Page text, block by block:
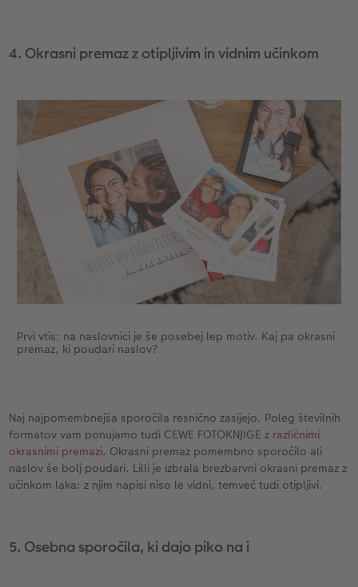
4. Okrasni premaz z otipljivim in vidnim učinkom
Prvi vtis: na naslovnici je še posebej lep motiv. Kaj pa okrasni
premaz, ki poudari naslov?
Naj najpomembnejša sporočila resnično zasijejo. Poleg številnih
formatov vam ponujamo tudi CEWE FOTOKNJIGEz različnimi
okrasnimi premazi. Okrasni premaz pomembno sporočilo ali
naslov še bolj poudari. Lilli je izbrala brezbarvni okrasni premaz z
učinkom laka: z njim napisi niso le vidni, temveč tudi otipljivi.
5. Osebna sporočila, ki dajo piko na i